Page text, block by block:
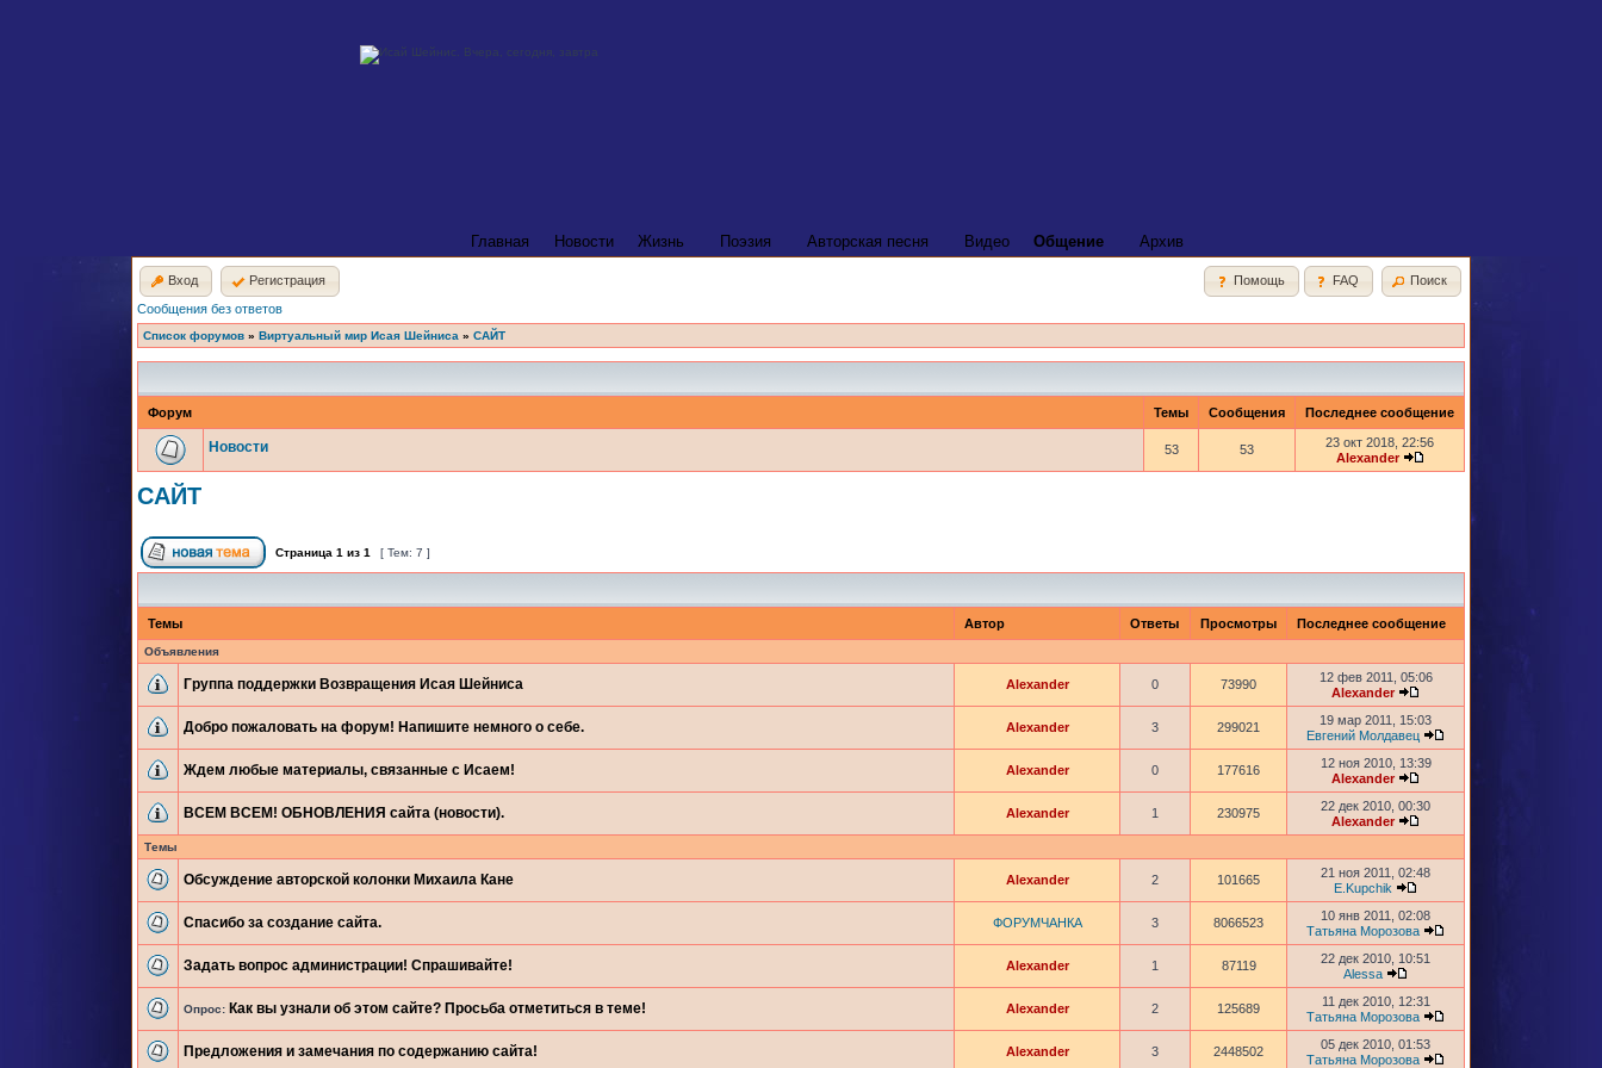
Главная Новости Жизнь Поэзия Авторская песня Видео Общение Архив
Вход Регистрация Помощь FAQ
Поиск
Сообщения без ответов
Список форумов » Виртуальный мир Исая Шейниса » САЙТ
Форум Темы Сообщения Последнее сообщение
Новости 53 53
23 окт 2018, 22:56
Alexander
САЙТ
Страница 1 из 1 [ Тем: 7 ]
Темы Автор Ответы Просмотры Последнее сообщение
Объявления
Группа поддержки Возвращения Исая Шейниса Alexander 0 73990
12 фев 2011, 05:06
Alexander
Добро пожаловать на форум! Напишите немного о себе. Alexander 3 299021
19 мар 2011, 15:03
Евгений Молдавец
Ждем любые материалы, связанные с Исаем! Alexander 0 177616
12 ноя 2010, 13:39
Alexander
ВСЕМ ВСЕМ! ОБНОВЛЕНИЯ сайта (новости). Alexander 1 230975
22 дек 2010, 00:30
Alexander
Темы
Обсуждение авторской колонки Михаила Кане Alexander 2 101665
21 ноя 2011, 02:48
E.Kupchik
Спасибо за создание сайта. ФОРУМЧАНКА 3 8066523
10 янв 2011, 02:08
Татьяна Морозова
Задать вопрос администрации! Спрашивайте! Alexander 1 87119
22 дек 2010, 10:51
Alessa
Опрос: Как вы узнали об этом сайте? Просьба отметиться в теме! Alexander 2 125689
11 дек 2010, 12:31
Татьяна Морозова
Предложения и замечания по содержанию сайта! Alexander 3 2448502
05 дек 2010, 01:53
Татьяна Морозова